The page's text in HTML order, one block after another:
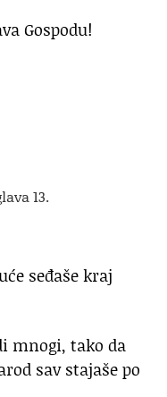
Gospodu!
13.
seđaše kraj
mnogi, tako da
sav stajaše po